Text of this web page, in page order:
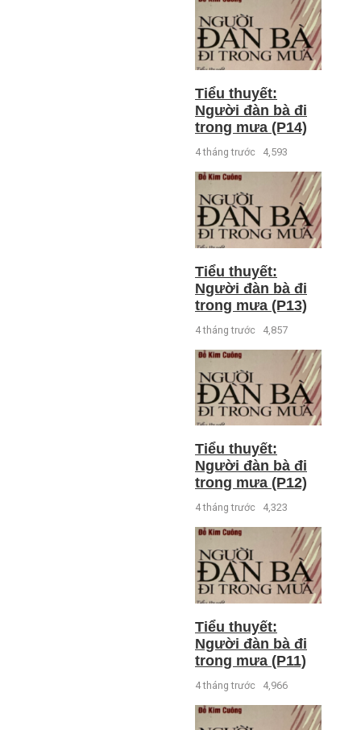
Tiểu thuyết:
Người đàn bà đi
trong mưa (P14)
4 tháng trước 4,593
Tiểu thuyết:
Người đàn bà đi
trong mưa (P13)
4 tháng trước 4,857
Tiểu thuyết:
Người đàn bà đi
trong mưa (P12)
4 tháng trước 4,323
Tiểu thuyết:
Người đàn bà đi
trong mưa (P11)
4 tháng trước 4,966